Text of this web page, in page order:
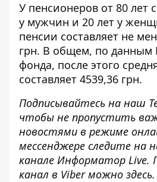
У пенсионеров от 80 лет
у мужчин и 20 лет у
пенсии составляет не
грн. В общем, по данным
фонда, после этого
составляет 4539,36 грн.
Подписывайтесь на наш
чтобы не пропустить
новостями в режиме
мессенджере следите на
канале Информатор Live.
канал в Viber можно здесь.